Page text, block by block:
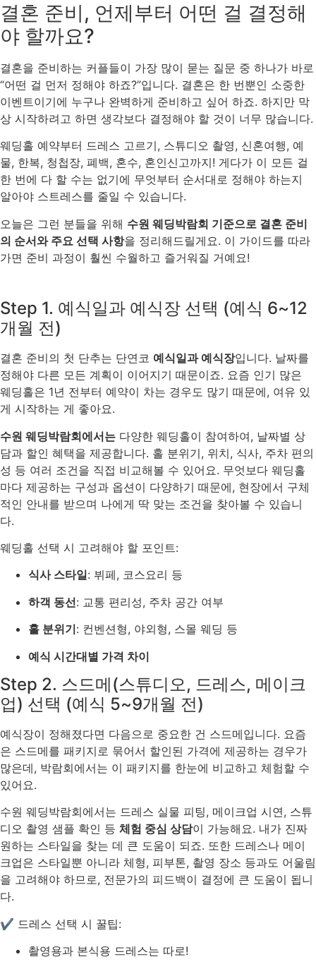
결혼 준비, 언제부터 어떤 걸 결정해
야 할까요?
결혼을 준비하는 커플들이 가장 많이 묻는 질문 중 하나가 바로
“어떤 걸 먼저 정해야 하죠?”입니다. 결혼은 한 번뿐인 소중한
이벤트이기에 누구나 완벽하게 준비하고 싶어 하죠. 하지만 막
상 시작하려고 하면 생각보다 결정해야 할 것이 너무 많습니다.
웨딩홀 예약부터 드레스 고르기, 스튜디오 촬영, 신혼여행, 예
물, 한복, 청첩장, 폐백, 혼수, 혼인신고까지! 게다가 이 모든 걸
한 번에 다 할 수는 없기에 무엇부터 순서대로 정해야 하는지
알아야 스트레스를 줄일 수 있습니다.
오늘은 그런 분들을 위해 수원 웨딩박람회 기준으로 결혼 준비
의 순서와 주요 선택 사항을 정리해드릴게요. 이 가이드를 따라
가면 준비 과정이 훨씬 수월하고 즐거워질 거예요!
Step 1. 예식일과 예식장 선택 (예식 6~12
개월 전)
결혼 준비의 첫 단추는 단연코 예식일과 예식장입니다. 날짜를
정해야 다른 모든 계획이 이어지기 때문이죠. 요즘 인기 많은
웨딩홀은 1년 전부터 예약이 차는 경우도 많기 때문에, 여유 있
게 시작하는 게 좋아요.
수원 웨딩박람회에서는 다양한 웨딩홀이 참여하여, 날짜별 상
담과 할인 혜택을 제공합니다. 홀 분위기, 위치, 식사, 주차 편의
성 등 여러 조건을 직접 비교해볼 수 있어요. 무엇보다 웨딩홀
마다 제공하는 구성과 옵션이 다양하기 때문에, 현장에서 구체
적인 안내를 받으며 나에게 딱 맞는 조건을 찾아볼 수 있습니
다.
웨딩홀 선택 시 고려해야 할 포인트:
식사 스타일: 뷔페, 코스요리 등
하객 동선: 교통 편리성, 주차 공간 여부
홀 분위기: 컨벤션형, 야외형, 스몰 웨딩 등
예식 시간대별 가격 차이
Step 2. 스드메(스튜디오, 드레스, 메이크
업) 선택 (예식 5~9개월 전)
예식장이 정해졌다면 다음으로 중요한 건 스드메입니다. 요즘
은 스드메를 패키지로 묶어서 할인된 가격에 제공하는 경우가
많은데, 박람회에서는 이 패키지를 한눈에 비교하고 체험할 수
있어요.
수원 웨딩박람회에서는 드레스 실물 피팅, 메이크업 시연, 스튜
디오 촬영 샘플 확인 등 체험 중심 상담이 가능해요. 내가 진짜
원하는 스타일을 찾는 데 큰 도움이 되죠. 또한 드레스나 메이
크업은 스타일뿐 아니라 체형, 피부톤, 촬영 장소 등과도 어울림
을 고려해야 하므로, 전문가의 피드백이 결정에 큰 도움이 됩니
다.
✔ 드레스 선택 시 꿀팁:
촬영용과 본식용 드레스는 따로!